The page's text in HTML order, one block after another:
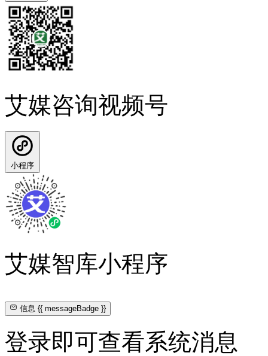
艾媒咨询视频号
小程序
艾媒智库小程序
信息{{ messageBadge }}
登录即可查看系统消息